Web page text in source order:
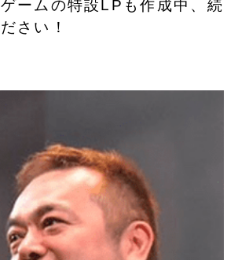
ームの特設LPも作成中、続
さい！